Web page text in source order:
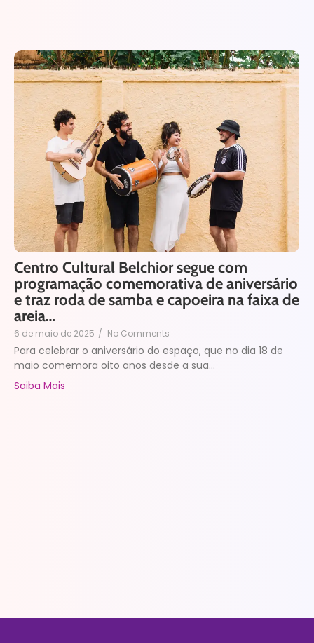
Centro Cultural Belchior segue com
programação comemorativa de aniversário
e traz roda de samba e capoeira na faixa de
areia…
6 de maio de 2025 / No Comments
Para celebrar o aniversário do espaço, que no dia 18 de
maio comemora oito anos desde a sua...
Saiba Mais